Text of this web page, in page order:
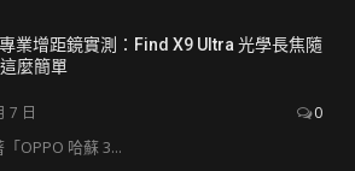
業增距鏡實測：Find X9 Ultra 光學長焦隨
麼簡單
7 日 0
OPPO 哈蘇 3...